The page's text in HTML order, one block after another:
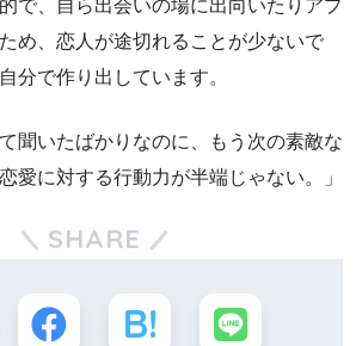
で、自ら出会いの場に出向いたりアプ
め、恋人が途切れることが少ないで
分で作り出しています。
聞いたばかりなのに、もう次の素敵な
愛に対する行動力が半端じゃない。」
SHARE